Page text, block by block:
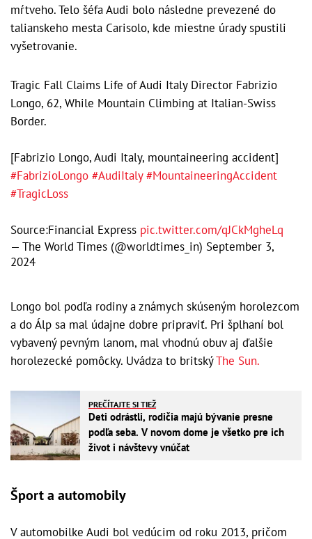
mŕtveho. Telo šéfa Audi bolo následne prevezené do
talianskeho mesta Carisolo, kde miestne úrady spustili
vyšetrovanie.
Tragic Fall Claims Life of Audi Italy Director Fabrizio
Longo, 62, While Mountain Climbing at Italian-Swiss
Border.
[Fabrizio Longo, Audi Italy, mountaineering accident]
#FabrizioLongo #AudiItaly #MountaineeringAccident
#TragicLoss
Source:Financial Express pic.twitter.com/qJCkMgheLq
— The World Times (@worldtimes_in) September 3,
2024
Longo bol podľa rodiny a známych skúseným horolezcom
a do Álp sa mal údajne dobre pripraviť. Pri šplhaní bol
vybavený pevným lanom, mal vhodnú obuv aj ďalšie
horolezecké pomôcky. Uvádza to britskýThe Sun.
PREČÍTAJTE SI TIEŽ
Deti odrástli, rodičia majú bývanie presne
podľa seba. V novom dome je všetko pre ich
život i návštevy vnúčat
Šport a automobily
V automobilke Audi bol vedúcim od roku 2013, pričom